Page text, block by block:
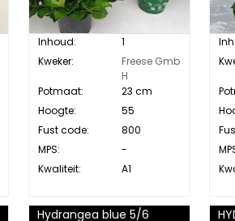
Inhoud:
1
Kweker:
Freese Gmb
H
Potmaat:
23 cm
Hoogte:
55
Fust code:
800
MPS:
-
Kwaliteit:
A1
Hydrangea blue 5/6